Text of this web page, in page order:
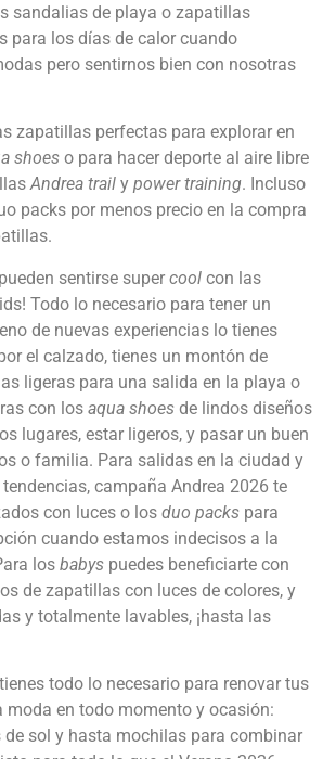
sandalias de playa o zapatillas
para los días de calor cuando
pero sentirnos bien con nosotras
zapatillas perfectas para explorar en
shoes o para hacer deporte al aire libre
Andrea trail y power training. Incluso
packs por menos precio en la compra
sentirse super cool con las
Todo lo necesario para tener un
de nuevas experiencias lo tienes
el calzado, tienes un montón de
ligeras para una salida en la playa o
con los aqua shoes de lindos diseños
lugares, estar ligeros, y pasar un buen
o familia. Para salidas en la ciudad y
campaña Andrea 2026 te
con luces o los duo packs para
cuando estamos indecisos a la
los babys puedes beneficiarte con
de zapatillas con luces de colores, y
y totalmente lavables, ¡hasta las
todo lo necesario para renovar tus
moda en todo momento y ocasión:
de sol y hasta mochilas para combinar